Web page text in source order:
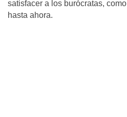
satisfacer a los burócratas,
hasta ahora.